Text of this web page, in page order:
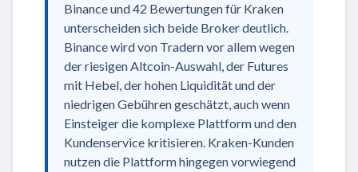
Binance und 42 Bewertungen für Kraken
unterscheiden sich beide Broker deutlich.
Binance wird von Tradern vor allem wegen
der riesigen Altcoin-Auswahl, der Futures
mit Hebel, der hohen Liquidität und der
niedrigen Gebühren geschätzt, auch wenn
Einsteiger die komplexe Plattform und den
Kundenservice kritisieren. Kraken-Kunden
nutzen die Plattform hingegen vorwiegend